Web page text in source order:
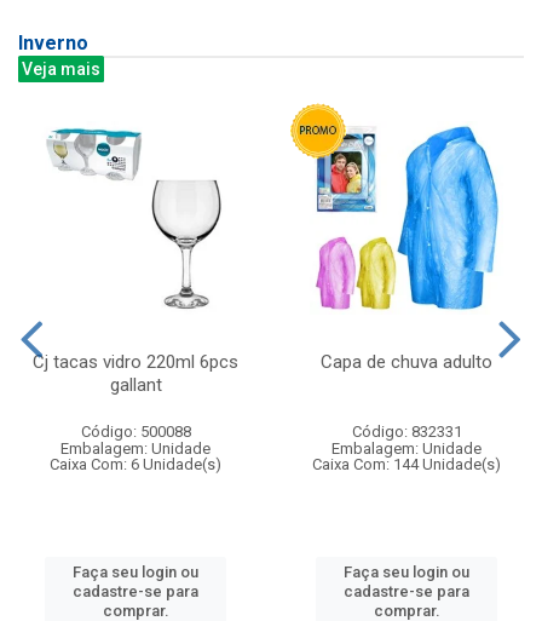
Inverno
Veja mais
Cj tacas vidro 220ml 6pcs
gallant
Código: 500088
Embalagem: Unidade
Caixa Com: 6 Unidade(s)
Faça seu login ou
cadastre-se para
comprar.
Capa de chuva adulto
Código: 832331
Embalagem: Unidade
Caixa Com: 144 Unidade(s)
Faça seu login ou
cadastre-se para
comprar.